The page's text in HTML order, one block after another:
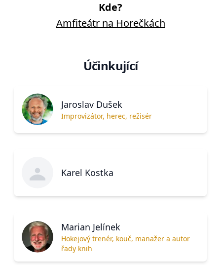
Kde?
Amfiteátr na Horečkách
Účinkující
Jaroslav Dušek
Improvizátor, herec, režisér
Karel Kostka
Marian Jelínek
Hokejový trenér, kouč, manažer a autor
řady knih